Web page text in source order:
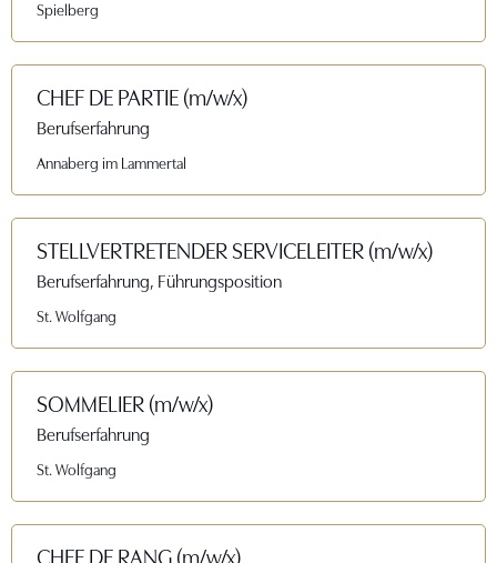
Spielberg
CHEF DE PARTIE (m/w/x)
Berufserfahrung
Annaberg im Lammertal
STELLVERTRETENDER SERVICELEITER (m/w/x)
Berufserfahrung, Führungsposition
St. Wolfgang
SOMMELIER (m/w/x)
Berufserfahrung
St. Wolfgang